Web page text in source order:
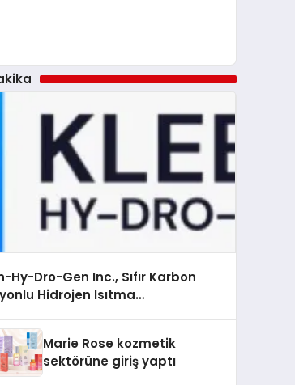
Hy-Dro-Gen Inc., Sıfır Karbon
Hidrojen Isıtma
Aldı
Marie Rose kozmetik
sektörüne giriş yaptı